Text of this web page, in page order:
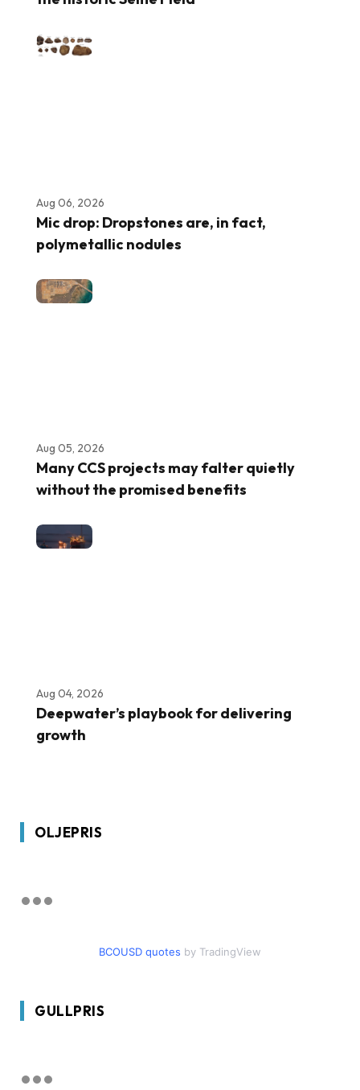
Aug 06, 2026
Mic drop: Dropstones are, in fact,
polymetallic nodules
Aug 05, 2026
Many CCS projects may falter quietly
without the promised benefits
Aug 04, 2026
Deepwater’s playbook for delivering
growth
OLJEPRIS
BCOUSD quotes by TradingView
GULLPRIS